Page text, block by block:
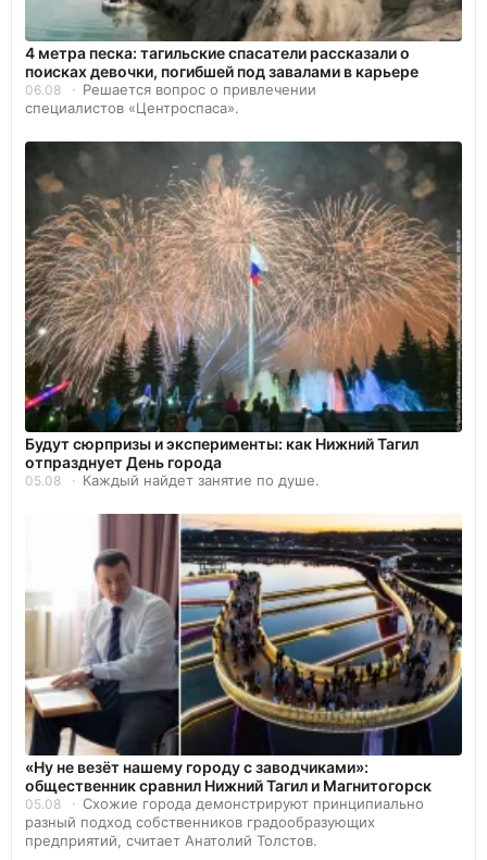
4 метра песка: тагильские спасатели рассказали о
поисках девочки, погибшей под завалами в карьере
06.08
Решается вопрос о привлечении
специалистов «Центроспаса».
Будут сюрпризы и эксперименты: как Нижний Тагил
отпразднует День города
05.08 Каждый найдет занятие по душе.
«Ну не везёт нашему городу с заводчиками»:
общественник сравнил Нижний Тагил и Магнитогорск
05.08
Схожие города демонстрируют принципиально
разный подход собственников градообразующих
предприятий, считает Анатолий Толстов.